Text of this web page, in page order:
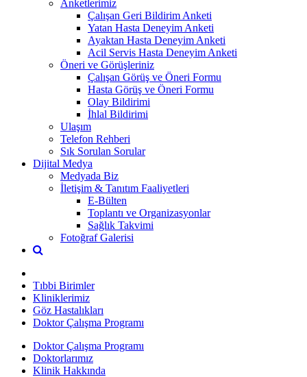
Anketlerimiz
Çalışan Geri Bildirim Anketi
Yatan Hasta Deneyim Anketi
Ayaktan Hasta Deneyim Anketi
Acil Servis Hasta Deneyim Anketi
Öneri ve Görüşleriniz
Çalışan Görüş ve Öneri Formu
Hasta Görüş ve Öneri Formu
Olay Bildirimi
İhlal Bildirimi
Ulaşım
Telefon Rehberi
Sık Sorulan Sorular
Dijital Medya
Medyada Biz
İletişim & Tanıtım Faaliyetleri
E-Bülten
Toplantı ve Organizasyonlar
Sağlık Takvimi
Fotoğraf Galerisi
Tıbbi Birimler
Kliniklerimiz
Göz Hastalıkları
Doktor Çalışma Programı
Doktor Çalışma Programı
Doktorlarımız
Klinik Hakkında